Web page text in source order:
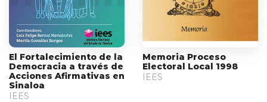
El Fortalecimiento de la
Democracia a través de
Acciones Afirmativas en
Sinaloa
IEES
Memoria Proceso
Electoral Local 1998
IEES